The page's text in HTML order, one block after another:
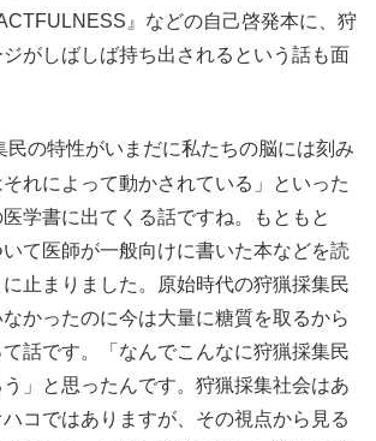
』などの自己啓発本に、狩
がしばしば持ち出されるという話も面
の特性がいまだに私たちの脳には刻み
れによって動かされている」といった
学書に出てくる話ですね。もともと
て医師が一般向けに書いた本などを読
止まりました。原始時代の狩猟採集民
かったのに今は大量に糖質を取るから
話です。「なんでこんなに狩猟採集民
」と思ったんです。狩猟採集社会はあ
コではありますが、その視点から見る